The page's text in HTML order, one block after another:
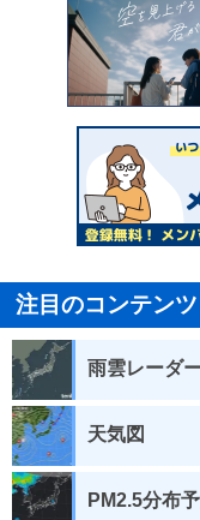
注目のコンテンツ
雨雲レーダ
天気図
PM2.5分布